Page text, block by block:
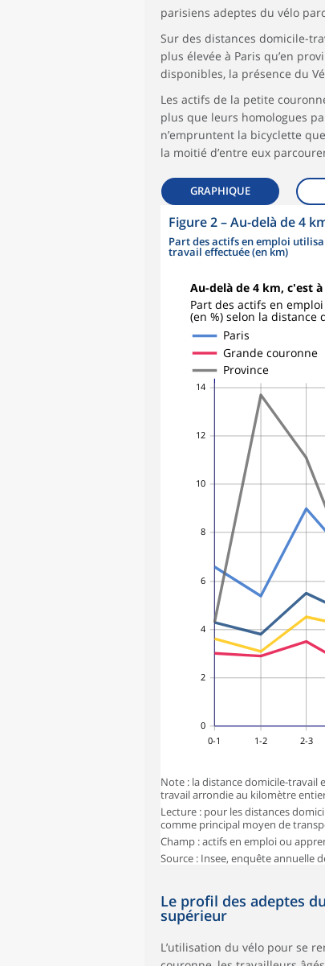
parisiens adeptes du vélo
Sur des distances domicile-
plus élevée à Paris qu’en
disponibles, la présence du
Les actifs de la petite
plus que leurs homologues
n’empruntent la bicyclette
la moitié d’entre eux
GRAPHIQUE
Figure 2–Au-delà de 4
Part des actifs en emploi
travail effectuée (en km)
Au-delà de 4 km, c'est
Part des actifs en
(en %) selon la distance
0
2
4
6
8
10
12
14
0-1 1-2 2-3
Paris
Grande couronne
Province
Note : la distance domicile-travail
travail arrondie au kilomètre
Lecture : pour les distances
comme principal moyen de
Champ : actifs en emploi ou
Source : Insee, enquête annuelle
Le profil des adeptes
supérieur
L’utilisation du vélo pour se